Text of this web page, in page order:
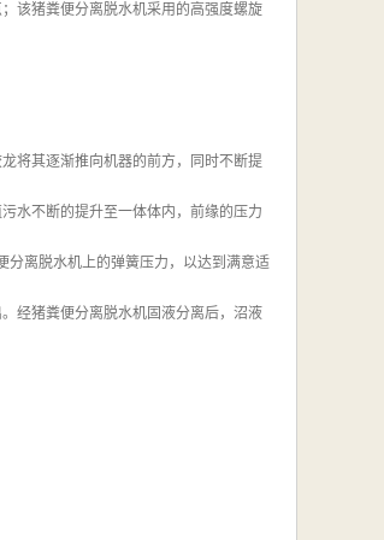
该猪粪便分离脱水机采用的高强度螺旋
将其逐渐推向机器的前方，同时不断提
水不断的提升至一体体内，前缘的压力
分离脱水机上的弹簧压力，以达到满意适
经猪粪便分离脱水机固液分离后，沼液